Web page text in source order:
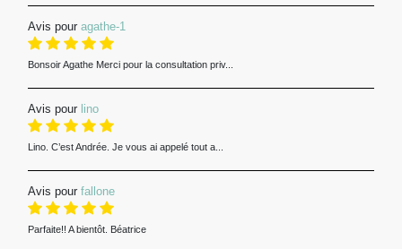
Avis pour agathe-1
Bonsoir Agathe Merci pour la consultation priv...
Avis pour lino
Lino. C’est Andrée. Je vous ai appelé tout a...
Avis pour fallone
Parfaite!! A bientôt. Béatrice